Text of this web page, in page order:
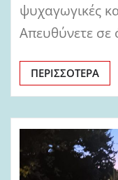
ψυχαγωγικές
Απευθύνετε σε
ΠΕΡΙΣΣΌΤΕΡΑ